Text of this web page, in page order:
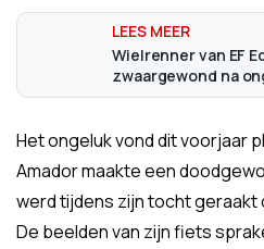
Wielrenner van EF
zwaargewond na
Het ongeluk vond dit voorjaar
Amador maakte een
werd tijdens zijn tocht
De beelden van zijn fiets